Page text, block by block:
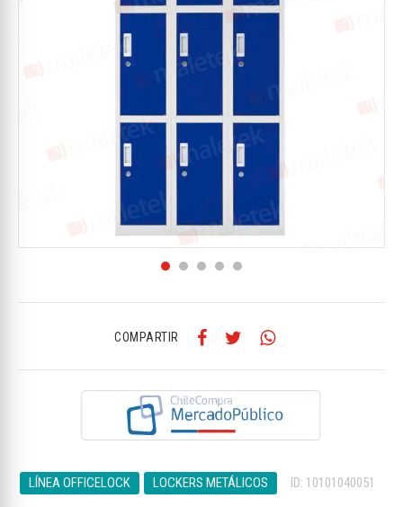
COMPARTIR
LÍNEA OFFICELOCK LOCKERS METÁLICOS ID: 10101040051